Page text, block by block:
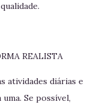
REALISTA
atividades diárias e
Se possível,